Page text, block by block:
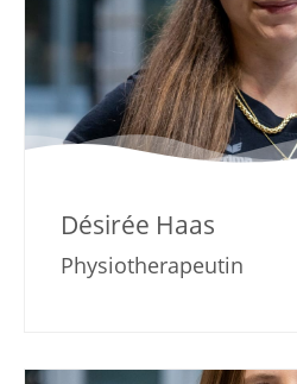
Désirée Haas
Physiotherapeutin